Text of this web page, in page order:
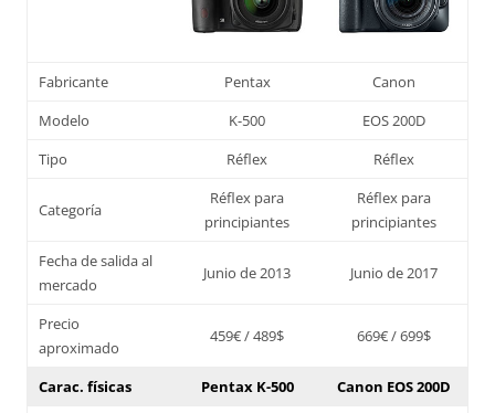
Fabricante Pentax
Canon
Modelo
K-500
EOS 200D
Tipo
Réflex Réflex
Categoría
Réflex para
principiantes
Réflex para
principiantes
Fecha de salida al
mercado
Junio de 2013 Junio de 2017
Precio
aproximado
459€ / 489$ 669€ / 699$
Carac. físicas Pentax K-500
Canon EOS 200D